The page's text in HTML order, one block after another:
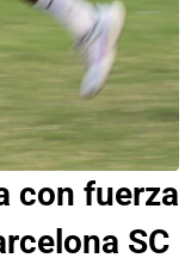
con fuerza
SC